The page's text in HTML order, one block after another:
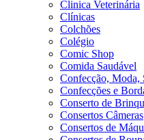
Clinica Veterinária
Clínicas
Colchões
Colégio
Comic Shop
Comida Saudável
Confecção, Moda,
Confecções e
Conserto de
Consertos Câmeras
Consertos de